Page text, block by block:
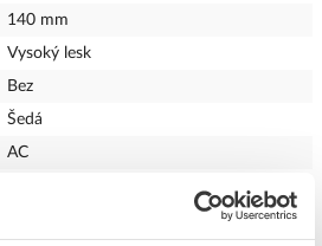
140 mm
Vysoký lesk
Bez
Šedá
AC
LED-provozní přístroj proudově řízený